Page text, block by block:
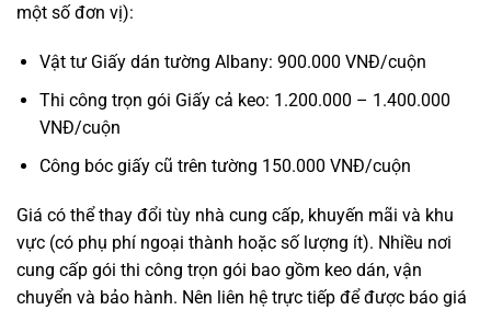
một số đơn vị):
Vật tư Giấy dán tường Albany: 900.000 VNĐ/cuộn
Thi công trọn gói Giấy cả keo: 1.200.000 – 1.400.000
VNĐ/cuộn
Công bóc giấy cũ trên tường 150.000 VNĐ/cuộn
Giá có thể thay đổi tùy nhà cung cấp, khuyến mãi và khu
vực (có phụ phí ngoại thành hoặc số lượng ít). Nhiều nơi
cung cấp gói thi công trọn gói bao gồm keo dán, vận
chuyển và bảo hành. Nên liên hệ trực tiếp để được báo giá